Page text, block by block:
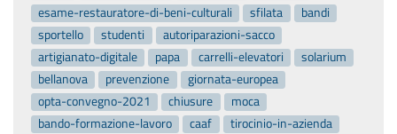
esame-restauratore-di-beni-culturali
sfilata
bandi
sportello
studenti
autoriparazioni-sacco
artigianato-digitale
papa carrelli-elevatori
solarium
bellanova
prevenzione
giornata-europea
opta-convegno-2021
chiusure
moca
bando-formazione-lavoro
caaf
tirocinio-in-azienda